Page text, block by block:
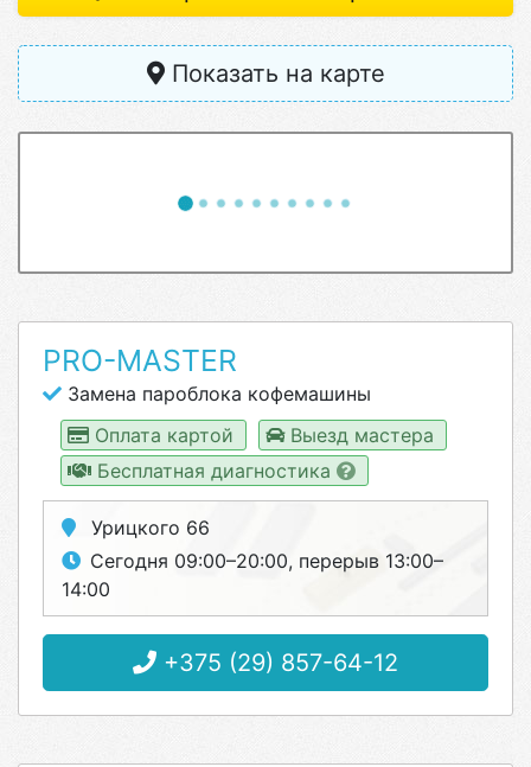
Показать на карте
PRO-MASTER
Замена пароблока кофемашины
Оплата картой
Выезд мастера
Бесплатная диагностика
Урицкого 66
Сегодня 09:00–20:00, перерыв 13:00–
14:00
+375 (29) 857-64-12